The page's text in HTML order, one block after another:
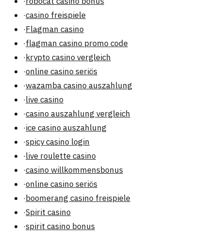
·casino freispiele
·Flagman casino
·flagman casino promo code
·krypto casino vergleich
·online casino seriös
·wazamba casino auszahlung
·live casino
·casino auszahlung vergleich
·ice casino auszahlung
·spicy casino login
·live roulette casino
·casino willkommensbonus
·online casino seriös
·boomerang casino freispiele
·Spirit casino
·spirit casino bonus